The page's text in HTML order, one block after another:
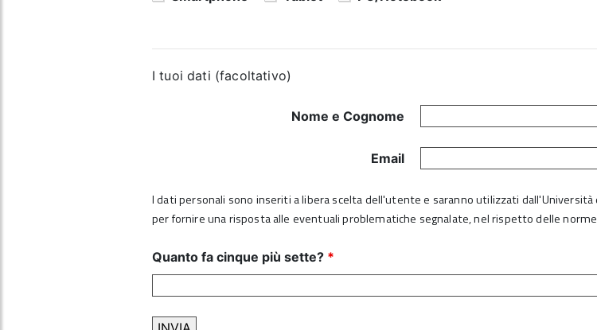
I tuoi dati (facoltativo)
Nome e Cognome
Email
I dati personali sono inseriti a libera scelta dell'utente e saranno utilizzati
per fornire una risposta alle eventuali problematiche segnalate, nel rispetto delle
Quanto fa cinque più sette? *